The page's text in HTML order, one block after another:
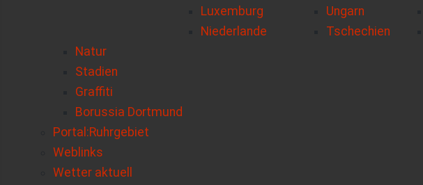
Luxemburg
Niederlande
Ungarn
Tschechien
Natur
Stadien
Graffiti
Borussia Dortmund
Portal:Ruhrgebiet
Weblinks
Wetter aktuell